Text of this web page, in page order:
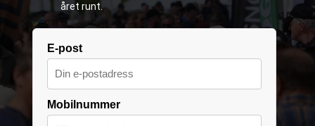
E-post
Mobilnummer
året runt.